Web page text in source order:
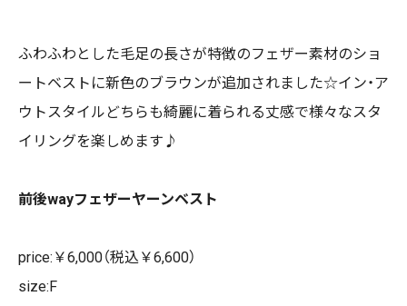
ふわふわとした毛足の長さが特徴のフェザー素材のショ
ートベストに新色のブラウンが追加されました☆イン・ア
ウトスタイルどちらも綺麗に着られる丈感で様々なスタ
イリングを楽しめます♪
前後wayフェザーヤーンベスト
price:￥6,000（税込￥6,600）
size:F